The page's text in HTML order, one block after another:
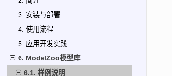
3. 安装与部署
4. 使用流程
5. 应用开发实践
6. ModelZoo模型库
6.1. 样例说明